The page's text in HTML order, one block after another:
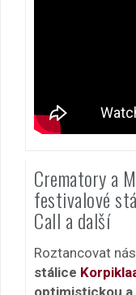
Crematory a
festivalové
Call a další
Roztancovat
stálice
optimistickou a